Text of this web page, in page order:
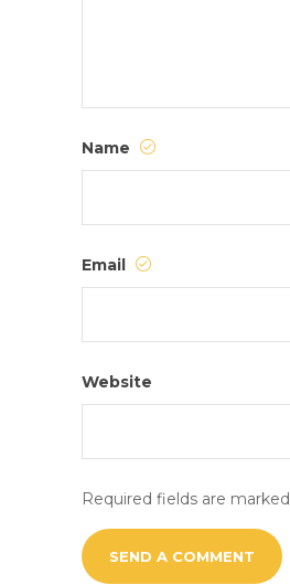
Name
Email
Website
Required fields are marked